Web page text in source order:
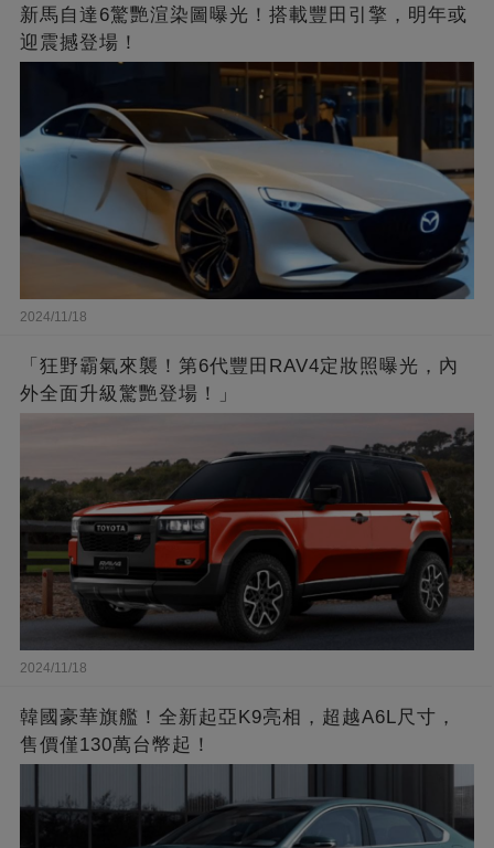
新馬自達6驚艷渲染圖曝光！搭載豐田引擎，明年或
迎震撼登場！
2024/11/18
「狂野霸氣來襲！第6代豐田RAV4定妝照曝光，內
外全面升級驚艷登場！」
2024/11/18
韓國豪華旗艦！全新起亞K9亮相，超越A6L尺寸，
售價僅130萬台幣起！